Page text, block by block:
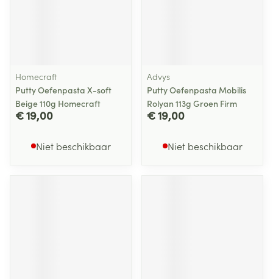
Homecraft
Putty Oefenpasta X-soft
Beige 110g Homecraft
€ 19,00
Niet beschikbaar
Advys
Putty Oefenpasta Mobilis
Rolyan 113g Groen Firm
€ 19,00
Niet beschikbaar